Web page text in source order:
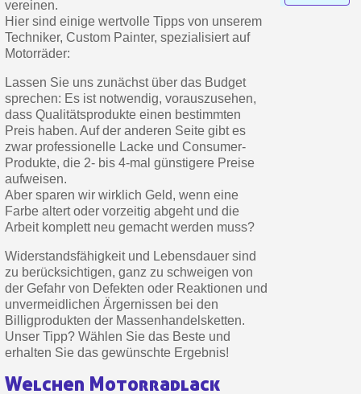
10€ Einkaufsgutschein
Teilen Sie Ihre Kreationen und
Sammeln Sie mit jeder
Rücksendung von
10€ Einkaufsgutschein
Zahlung in 4x gebührenfrei
Ihr Online-Angebot
Teilen Sie Ihre Kreationen und
Rücksendung von
vereinen.
Hier sind einige wertvolle Tipps von unserem
Techniker, Custom Painter, spezialisiert auf
Motorräder:
Lassen Sie uns zunächst über das Budget
sprechen: Es ist notwendig, vorauszusehen,
dass Qualitätsprodukte einen bestimmten
Preis haben. Auf der anderen Seite gibt es
zwar professionelle Lacke und Consumer-
Produkte, die 2- bis 4-mal günstigere Preise
aufweisen.
Aber sparen wir wirklich Geld, wenn eine
Farbe altert oder vorzeitig abgeht und die
Arbeit komplett neu gemacht werden muss?
Widerstandsfähigkeit und Lebensdauer sind
zu berücksichtigen, ganz zu schweigen von
der Gefahr von Defekten oder Reaktionen und
unvermeidlichen Ärgernissen bei den
Billigprodukten der Massenhandelsketten.
Unser Tipp? Wählen Sie das Beste und
erhalten Sie das gewünschte Ergebnis!
Welchen Motorradlack